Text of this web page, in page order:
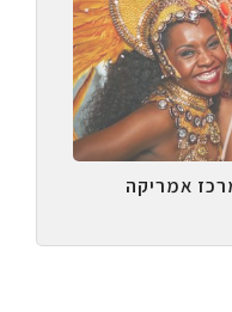
אמריקה